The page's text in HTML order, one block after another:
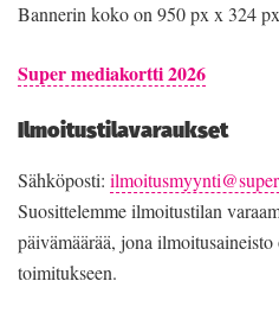
Bannerin koko on 950 px x 324
Super mediakortti 2026
Ilmoitustilavaraukset
Sähköposti:
Suosittelemme ilmoitustilan
päivämäärää, jona
toimitukseen.